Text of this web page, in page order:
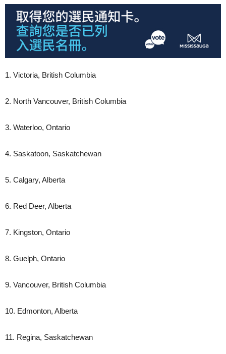
1. Victoria, British Columbia
2. North Vancouver, British Columbia
3. Waterloo, Ontario
4. Saskatoon, Saskatchewan
5. Calgary, Alberta
6. Red Deer, Alberta
7. Kingston, Ontario
8. Guelph, Ontario
9. Vancouver, British Columbia
10. Edmonton, Alberta
11. Regina, Saskatchewan